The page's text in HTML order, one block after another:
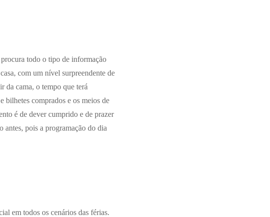
procura todo o tipo de informação
com um nível surpreendente de
da cama, o tempo que terá
bilhetes comprados e os meios de
é de dever cumprido e de prazer
antes, pois a programação do dia
em todos os cenários das férias.